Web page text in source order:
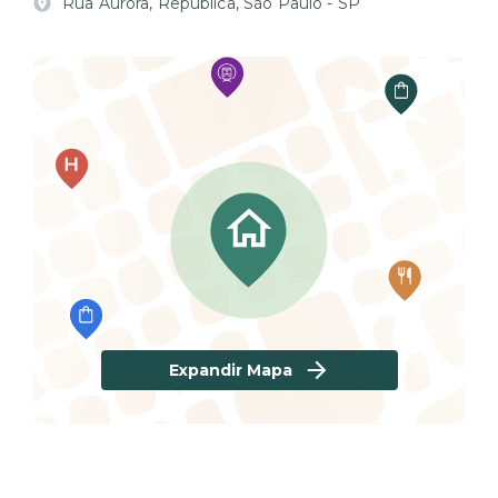
Respeite as regras de uso e acesso à garagem.
- Atenção: Como o sistema de estacionamento
permite que os veículos sejam estacionados em
vagas que podem ser trancadas por outros carros, é
possível que, ao retornar, você se depare com um
veículo bloqueando a sua saída. Nesse caso, será
necessário aguardar o motorista do veículo que está
bloqueando a vaga para que você possa sair.
- Early check-in e late check-out estão sujeitos à
disponibilidade do apartamento e a cobrança.
- Os apartamentos não dispõem de cobertor extra.
Recomendamos levar um cobertor para dias mais
- Os aparelhos de ar-condicionado possuem apenas a
Expandir Mapa